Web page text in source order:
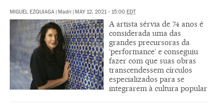
MIGUEL EZQUIAGA | Madri | MAY 12, 2021 - 15:00 EDT
A artista sérvia de 74 anos é
considerada uma das
grandes precursoras da
‘performance’ e conseguiu
fazer com que suas obras
transcendessem círculos
especializados para se
integrarem à cultura popular